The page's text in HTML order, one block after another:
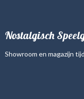
Nostalgisch
Showroom en magazijn